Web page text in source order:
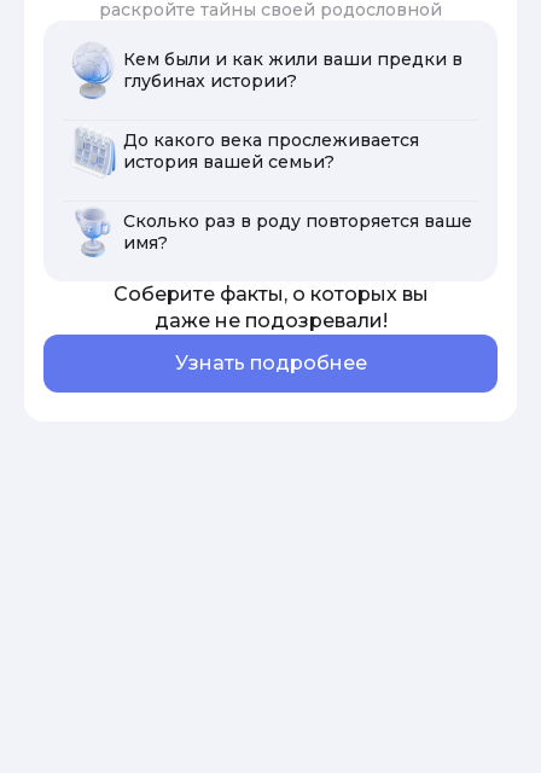
раскройте тайны своей родословной
Кем были и как жили ваши предки в
глубинах истории?
До какого века прослеживается
история вашей семьи?
Сколько раз в роду повторяется ваше
имя?
Соберите факты, о которых вы
даже не подозревали!
Узнать подробнее